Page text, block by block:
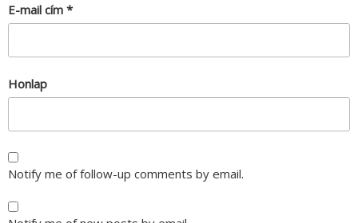
E-mail cím *
Honlap
Notify me of follow-up comments by email.